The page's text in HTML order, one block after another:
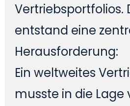
Vertriebsportfolios.
entstand eine
Herausforderung:
Ein weltweites
musste in die Lage